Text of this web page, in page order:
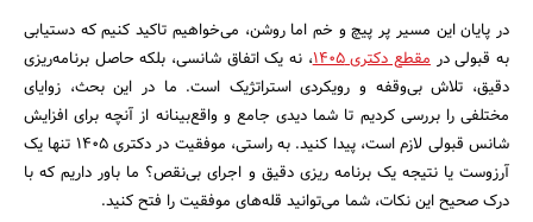
در پایان این مسیر پر پیچ و خم اما روشن، می‌خواهیم تاکید کنیم که دستیابی
به قبولی در مقطع دکتری ۱۴۰۵
، نه یک اتفاق شانسی، بلکه حاصل برنامه‌ریزی
دقیق، تلاش بی‌وقفه و رویکردی استراتژیک است. ما در این بحث، زوایای
مختلفی را بررسی کردیم تا شما دیدی جامع و واقع‌بینانه از آنچه برای افزایش
شانس قبولی لازم است، پیدا کنید. به راستی، موفقیت در دکتری ۱۴۰۵ تنها یک
آرزوست یا نتیجه یک برنامه ریزی دقیق و اجرای بی‌نقص؟ ما باور داریم که با
درک صحیح این نکات، شما می‌توانید قله‌های موفقیت را فتح کنید.